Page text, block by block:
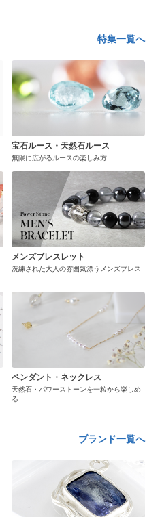
特集一覧へ
宝石ルース・天然石ルース
無限に広がるルースの楽しみ方
メンズブレスレット
洗練された大人の雰囲気漂うメンズブレス
ペンダント・ネックレス
天然石・パワーストーンを一粒から楽しめ
る
ブランド一覧へ